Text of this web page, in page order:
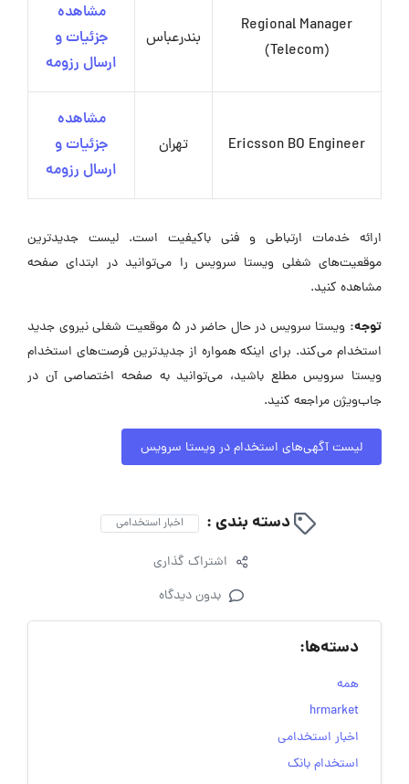
Regional Manager
(Telecom)
بندرعباس
مشاهده
جزئیات و
ارسال رزومه
Ericsson BO Engineer تهران
مشاهده
جزئیات و
ارسال رزومه
ارائه خدمات ارتباطی و فنی باکیفیت است. لیست جدیدترین
موقعیت‌های شغلی ویستا سرویس را می‌توانید در ابتدای صفحه
مشاهده کنید.
توجه:
ویستا سرویس در حال حاضر در ۵ موقعیت شغلی نیروی جدید
استخدام می‌کند. برای اینکه همواره از جدیدترین فرصت‌های استخدام
ویستا سرویس مطلع باشید، می‌توانید به صفحه اختصاصی آن در
جاب‌ویژن مراجعه کنید.
لیست آگهی‌های استخدام در ویستا سرویس
دسته بندی : اخبار استخدامی
اشتراک گذاری
بدون دیدگاه
دسته‌ها:
همه
hrmarket
اخبار استخدامی
استخدام بانک